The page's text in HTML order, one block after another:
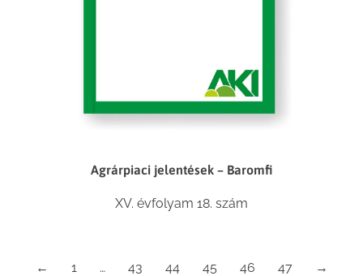
Agrárpiaci jelentések – Baromfi
XV. évfolyam 18. szám
← 1 … 43 44 45 46 47 →